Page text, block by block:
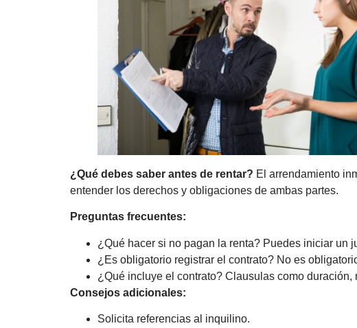
¿Qué debes saber antes de rentar? El arrendamiento
entender los derechos y obligaciones de ambas partes.
Preguntas frecuentes:
¿Qué hacer si no pagan la renta? Puedes iniciar un
¿Es obligatorio registrar el contrato? No es
¿Qué incluye el contrato? Clausulas como
Consejos adicionales:
Solicita referencias al inquilino.